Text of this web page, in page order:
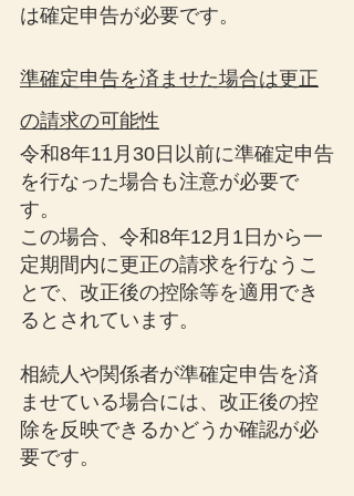
は確定申告が必要です。
準確定申告を済ませた場合は更正
の請求の可能性
令和8年11月30日以前に準確定申告
を行なった場合も注意が必要で
す。
この場合、令和8年12月1日から一
定期間内に更正の請求を行なうこ
とで、改正後の控除等を適用でき
るとされています。
相続人や関係者が準確定申告を済
ませている場合には、改正後の控
除を反映できるかどうか確認が必
要です。